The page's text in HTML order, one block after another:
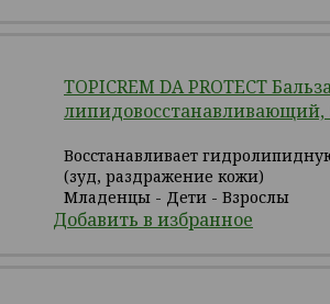
TOPICREM DA PROTECT
липидовосстанавливающий,
Восстанавливает
(зуд, раздражение кожи)
Младенцы - Дети - Взрослы
Добавить в избранное